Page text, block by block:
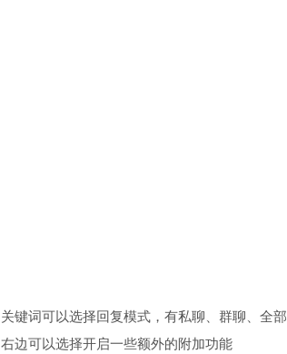
关键词可以选择回复模式，有私聊、群聊、全部
右边可以选择开启一些额外的附加功能